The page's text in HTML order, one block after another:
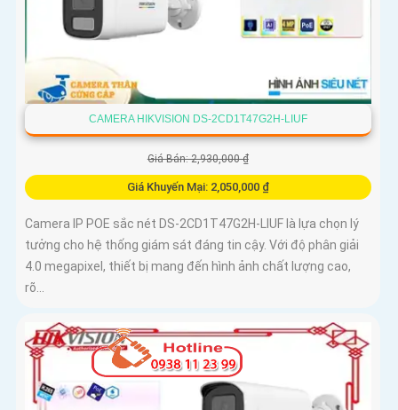
CAMERA HIKVISION DS-2CD1T47G2H-LIUF
Giá Bán: 2,930,000 ₫
Giá Khuyến Mại: 2,050,000 ₫
Camera IP POE sắc nét DS-2CD1T47G2H-LIUF là lựa chọn lý
tưởng cho hệ thống giám sát đáng tin cậy. Với độ phân giải
4.0 megapixel, thiết bị mang đến hình ảnh chất lượng cao,
rõ...